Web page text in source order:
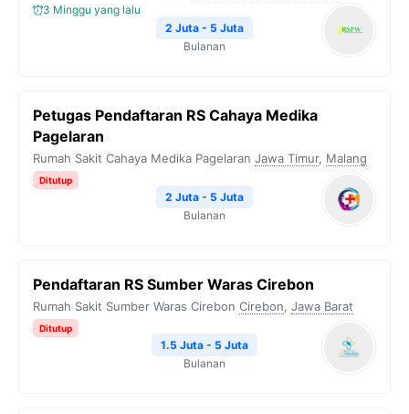
k
3 Minggu yang lalu
2 Juta - 5 Juta
Bulanan
Petugas Pendaftaran RS Cahaya Medika
Pagelaran
Rumah Sakit Cahaya Medika Pagelaran Jawa Timur, Malang
Ditutup
2 Juta - 5 Juta
Bulanan
Pendaftaran RS Sumber Waras Cirebon
Rumah Sakit Sumber Waras Cirebon Cirebon, Jawa Barat
Ditutup
1.5 Juta - 5 Juta
Bulanan